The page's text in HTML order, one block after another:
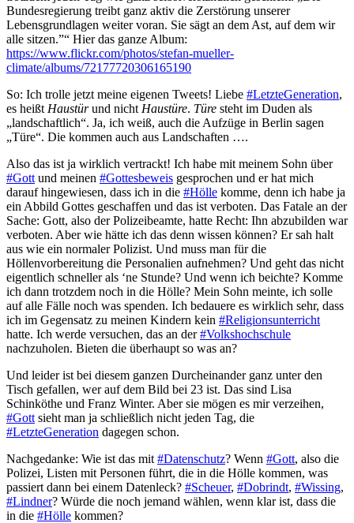
Bundesregierung treibt ganz aktiv die Zerstörung unserer
Lebensgrundlagen weiter voran. Sie sägt an dem Ast, auf dem wir
alle sitzen.”“ Hier das ganze Album:
https://www.flickr.com/photos/stefan-mueller-
climate/albums/72177720306165190
So: Ich trolle jetzt meine eigenen Tweets! Liebe #LetzteGeneration,
es heißt Haustürund nicht Haustüre. Türe steht im Duden als
„landschaftlich“. Ja, ich weiß, auch die Aufzüge in Berlin sagen
„Türe“. Die kommen auch aus Landschaften ….
Also das ist ja wirklich vertrackt! Ich habe mit meinem Sohn über
#Gott und meinen #Gottesbeweis gesprochen und er hat mich
darauf hingewiesen, dass ich in die #Hölle komme, denn ich habe ja
ein Abbild Gottes geschaffen und das ist verboten. Das Fatale an der
Sache: Gott, also der Polizeibeamte, hatte Recht: Ihn abzubilden war
verboten. Aber wie hätte ich das denn wissen können? Er sah halt
aus wie ein normaler Polizist. Und muss man für die
Höllenvorbereitung die Personalien aufnehmen? Und geht das nicht
eigentlich schneller als ‘ne Stunde? Und wenn ich beichte? Komme
ich dann trotzdem noch in die Hölle? Mein Sohn meinte, ich solle
auf alle Fälle noch was spenden. Ich bedauere es wirklich sehr, dass
ich im Gegensatz zu meinen Kindern kein #Religionsunterricht
hatte. Ich werde versuchen, das an der#Volkshochschule
nachzuholen. Bieten die überhaupt so was an?
Und leider ist bei diesem ganzen Durcheinander ganz unter den
Tisch gefallen, wer auf dem Bild bei 23 ist. Das sind Lisa
Schinköthe und Franz Winter. Aber sie mögen es mir verzeihen,
#Gott sieht man ja schließlich nicht jeden Tag, die
#LetzteGeneration dagegen schon.
Nachgedanke: Wie ist das mit #Datenschutz? Wenn #Gott, also die
Polizei, Listen mit Personen führt, die in die Hölle kommen, was
passiert dann bei einem Datenleck? #Scheuer, #Dobrindt, #Wissing,
#Lindner? Würde die noch jemand wählen, wenn klar ist, dass die
in die #Hölle kommen?